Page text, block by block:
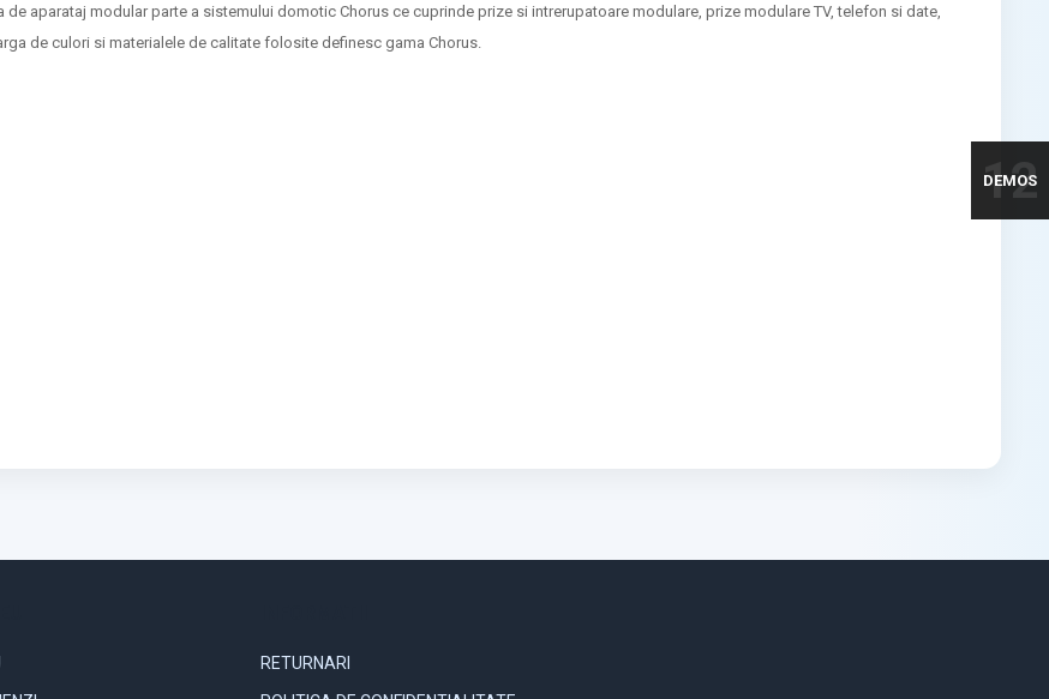
de aparataj modular parte a sistemului domotic Chorus ce cuprinde prize si intrerupatoare modulare, prize modulare TV, telefon si date,
de culori si materialele de calitate folosite definesc gama Chorus.
RETURNARI
DEMOS
12